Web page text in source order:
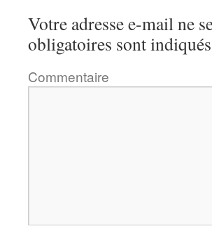
Votre adresse e-mail ne
obligatoires sont
Commentaire